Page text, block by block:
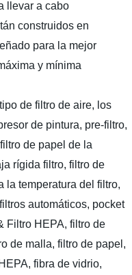
llevar a cabo
construidos en
para la mejor
y mínima
de filtro de aire, los
de pintura, pre-filtro,
de papel de la
rígida filtro, filtro de
la temperatura del filtro,
automáticos, pocket
Filtro HEPA, filtro de
de malla, filtro de papel,
fibra de vidrio,